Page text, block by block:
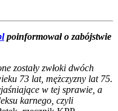
poinformował o zabójstwie
zostały zwłoki dwóch
73 lat, mężczyzny lat 75.
w tej sprawie, a
karnego, czyli